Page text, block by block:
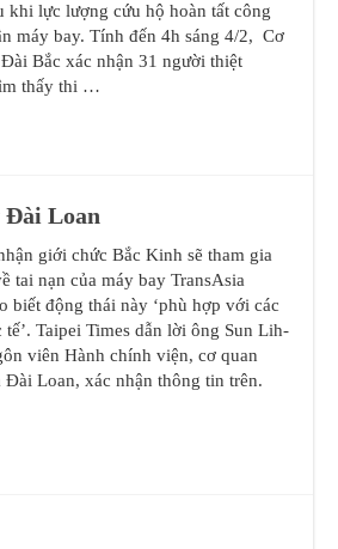
khi lực lượng cứu hộ hoàn tất công
máy bay. Tính đến 4h sáng 4/2, Cơ
Bắc xác nhận 31 người thiệt
thấy thi …
Đài Loan
giới chức Bắc Kinh sẽ tham gia
tai nạn của máy bay TransAsia
biết động thái này ‘phù hợp với các
Taipei Times dẫn lời ông Sun Lih-
viên Hành chính viện, cơ quan
Đài Loan, xác nhận thông tin trên.